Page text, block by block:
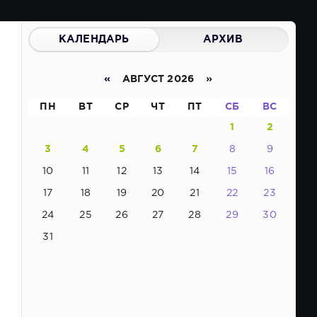
КАЛЕНДАРЬ АРХИВ
« АВГУСТ 2026 »
ПН ВТ СР ЧТ ПТ СБ ВС
1 2
3 4 5 6 7 8 9
10 11 12 13 14 15 16
17 18 19 20 21 22 23
24 25 26 27 28 29 30
31